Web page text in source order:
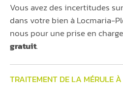
Vous avez des incertitudes
dans votre bien à Locmaria-
nous pour une prise en
gratuit.
TRAITEMENT DE LA MÉRULE